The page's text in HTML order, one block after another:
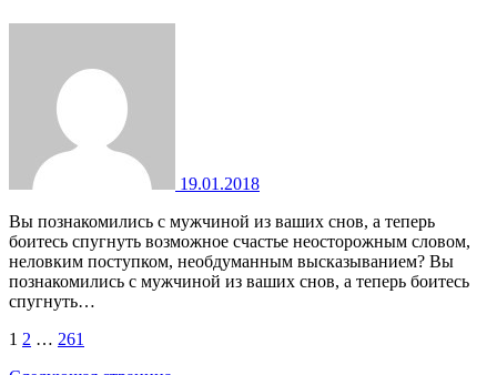
19.01.2018
Вы познакомились с мужчиной из ваших снов, а теперь
боитесь спугнуть возможное счастье неосторожным словом,
неловким поступком, необдуманным высказыванием? Вы
познакомились с мужчиной из ваших снов, а теперь боитесь
спугнуть…
Пагинация
1 2 … 261